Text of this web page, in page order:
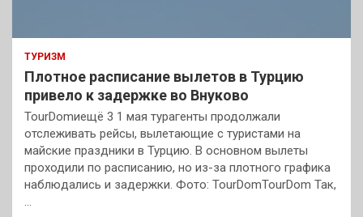
ТУРИЗМ
Плотное расписание вылетов в Турцию
привело к задержке во Внуково
TourDomиещё 3 1 мая турагенты продолжали
отслеживать рейсы, вылетающие с туристами на
майские праздники в Турцию. В основном вылеты
проходили по расписанию, но из-за плотного графика
наблюдались и задержки. Фото: TourDomTourDom Так,
…